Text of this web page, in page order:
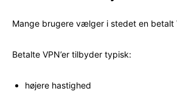
Mange brugere vælger i stedet en betalt
Betalte VPN’er tilbyder typisk:
højere hastighed